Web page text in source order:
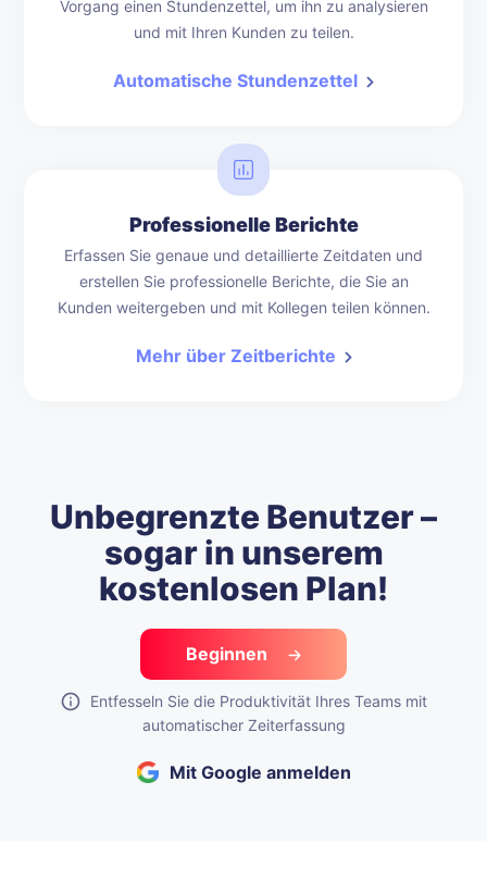
Vorgang einen Stundenzettel, um ihn zu analysieren
und mit Ihren Kunden zu teilen.
Automatische Stundenzettel
Professionelle Berichte
Erfassen Sie genaue und detaillierte Zeitdaten und
erstellen Sie professionelle Berichte, die Sie an
Kunden weitergeben und mit Kollegen teilen können.
Mehr über Zeitberichte
Unbegrenzte Benutzer –
sogar in unserem
kostenlosen Plan!
Beginnen
Entfesseln Sie die Produktivität Ihres Teams mit
automatischer Zeiterfassung
Mit Google anmelden